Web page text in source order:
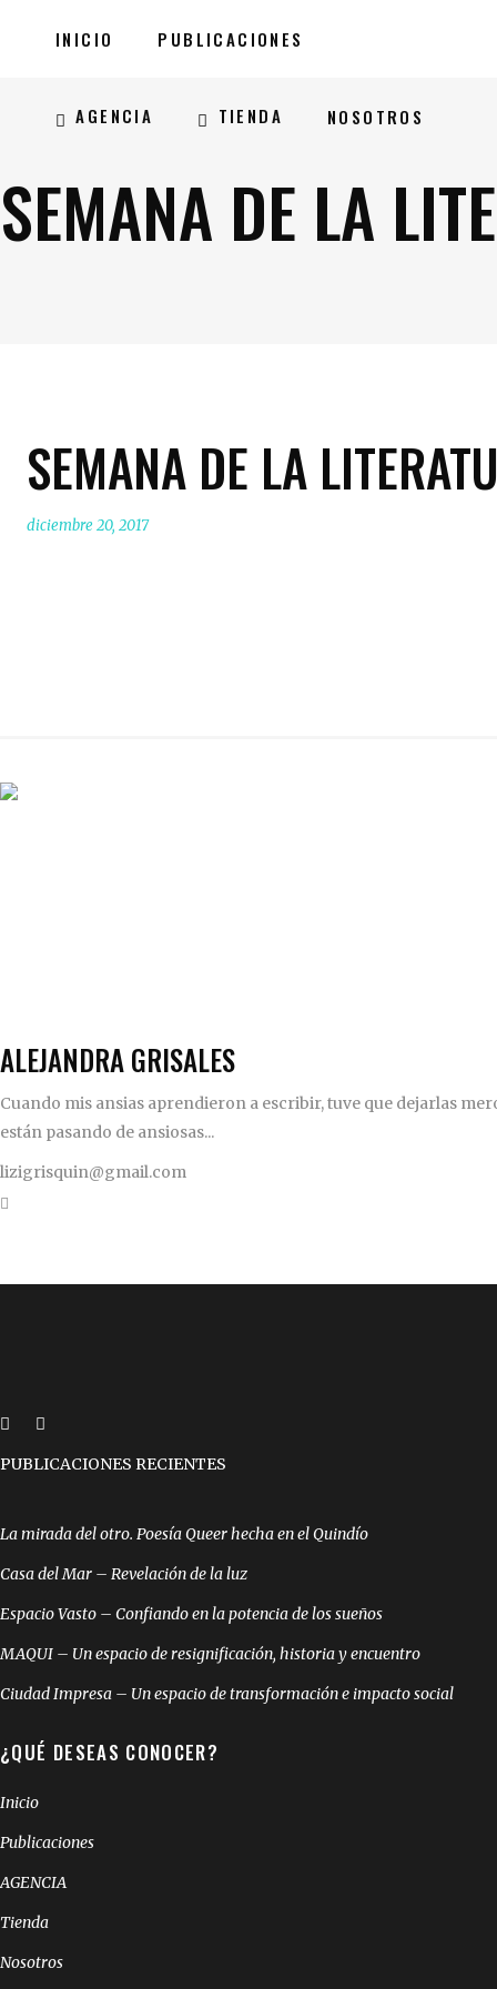
INICIO PUBLICACIONES
AGENCIA TIENDA NOSOTROS
SEMANA DE LA
SEMANA DE LA
diciembre 20, 2017
ALEJANDRA GRISALES
Cuando mis ansias aprendieron a escribir, tuve que dejarlas
están pasando de ansiosas...
lizigrisquin@gmail.com
PUBLICACIONES RECIENTES
La mirada del otro. Poesía Queer hecha en el Quindío
Casa del Mar – Revelación de la luz
Espacio Vasto – Confiando en la potencia de los sueños
MAQUI – Un espacio de resignificación, historia y encuentro
Ciudad Impresa – Un espacio de transformación e impacto social
¿QUÉ DESEAS CONOCER?
Inicio
Publicaciones
AGENCIA
Tienda
Nosotros